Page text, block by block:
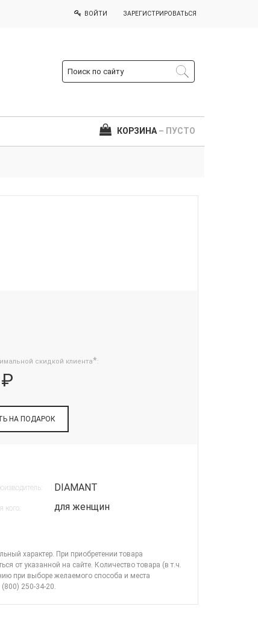
ВОЙТИ ЗАРЕГИСТРИРОВАТЬСЯ
КОРЗИНА – ПУСТО
скидкой клиента*:
НА ПОДАРОК
DIAMANT
кого: для женщин
характер. При приобретении товара
от указанной на сайте. Количество товара (в т.ч.
при выборе желаемого способа и места
(800) 250-34-20